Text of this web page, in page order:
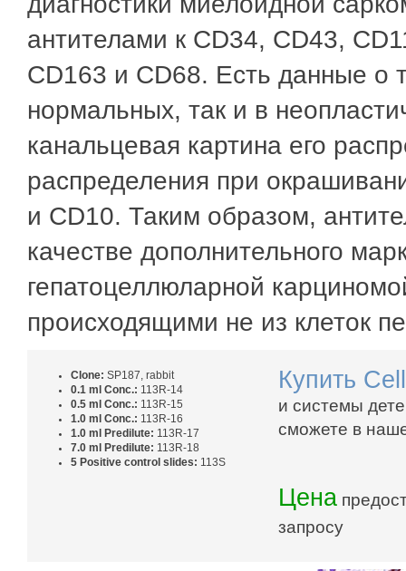
антителами к CD34, CD43,
CD163 и CD68. Есть данные о
нормальных, так и в
канальцевая картина его
распределения при
и CD10. Таким образом,
качестве дополнительного
гепатоцеллюларной
происходящими не из клеток
Clone: SP187, rabbit
0.1 ml Conc.: 113R-14
0.5 ml Conc.: 113R-15
1.0 ml Conc.: 113R-16
1.0 ml Predilute: 113R-17
7.0 ml Predilute: 113R-18
5 Positive control slides: 113S
Купить
и системы
сможете в
Цена
запросу